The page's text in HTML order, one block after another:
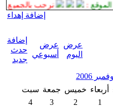
:
نرحب بالجميع
إضافة إهداء
عرض
اليوم
عرض
أسبوعي
إضافة
حدث
جديد
2006
أربعاء خميس جمعة سبت
1
2
3
4